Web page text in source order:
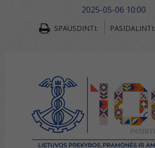
2025-05-06 10:00
SPAUSDINTI: PASIDALINTI: